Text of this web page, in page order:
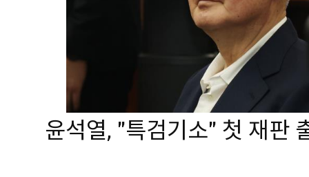
윤석열, ''특검기소'' 첫 재판